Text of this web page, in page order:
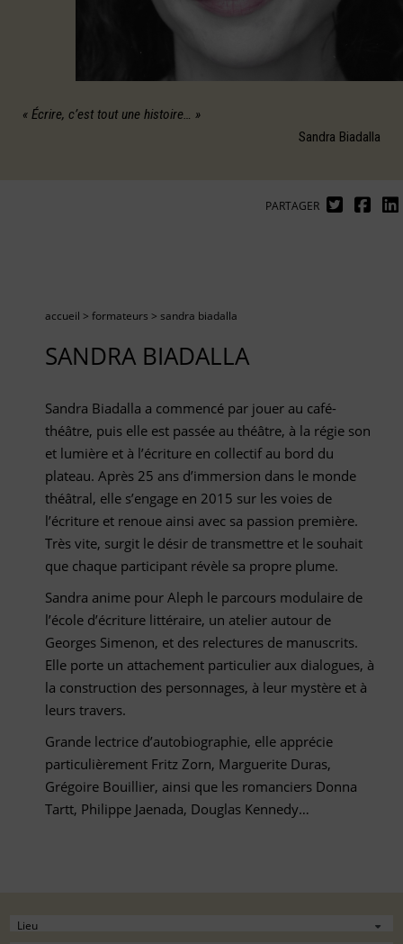
« Écrire, c’est tout une histoire… »
Sandra Biadalla
PARTAGER
accueil > formateurs > sandra biadalla
SANDRA BIADALLA
Sandra Biadalla a commencé par jouer au café-
théâtre, puis elle est passée au théâtre, à la régie son
et lumière et à l’écriture en collectif au bord du
plateau. Après 25 ans d’immersion dans le monde
théâtral, elle s’engage en 2015 sur les voies de
l’écriture et renoue ainsi avec sa passion première.
Très vite, surgit le désir de transmettre et le souhait
que chaque participant révèle sa propre plume.
Sandra anime pour Aleph le parcours modulaire de
l’école d’écriture littéraire, un atelier autour de
Georges Simenon, et des relectures de manuscrits.
Elle porte un attachement particulier aux dialogues, à
la construction des personnages, à leur mystère et à
leurs travers.
Grande lectrice d’autobiographie, elle apprécie
particulièrement Fritz Zorn, Marguerite Duras,
Grégoire Bouillier, ainsi que les romanciers Donna
Tartt, Philippe Jaenada, Douglas Kennedy…